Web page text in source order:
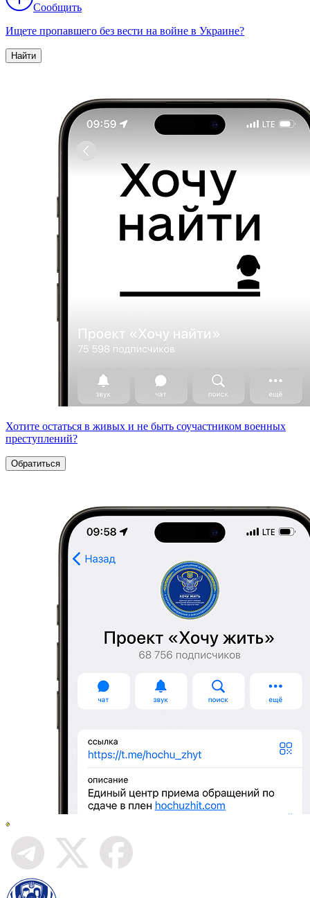
Сообщить
Ищете пропавшего без вести на войне в Украине?
Найти
Хотите остаться в живых и не быть соучастником военных
преступлений?
Обратиться